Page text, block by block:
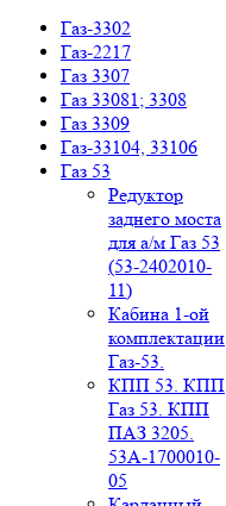
Газ-3302
Газ-2217
Газ 3307
Газ 33081; 3308
Газ 3309
Газ-33104, 33106
Газ 53
Редуктор
заднего моста
для а/м Газ 53
(53-2402010-
11)
Кабина 1-ой
комплектации
Газ-53.
КПП 53. КПП
Газ 53. КПП
ПАЗ 3205.
53А-1700010-
05